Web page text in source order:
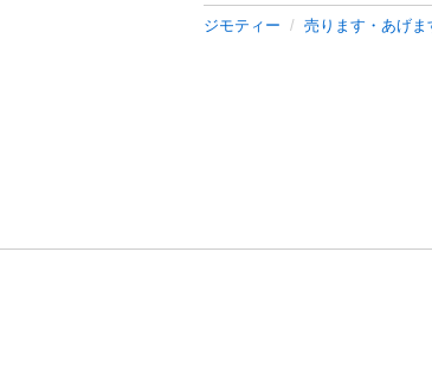
ジモティー 売ります・あげま